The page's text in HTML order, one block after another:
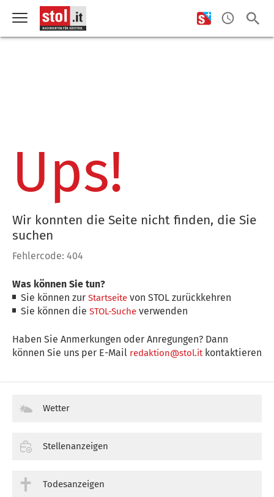
Ups!
Wir konnten die Seite nicht finden, die Sie
suchen
Fehlercode: 404
Was können Sie tun?
Sie können zurStartseite von STOL zurückkehren
Sie können dieSTOL-Suche verwenden
Haben Sie Anmerkungen oder Anregungen? Dann
können Sie uns per E-Mail redaktion@stol.itkontaktieren
Wetter
Stellenanzeigen
Todesanzeigen